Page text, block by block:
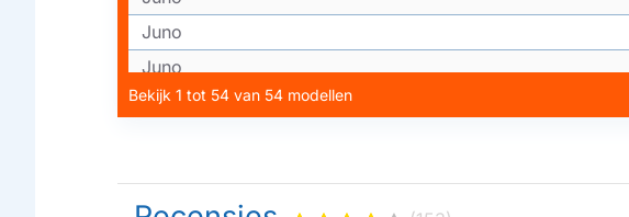
Juno
Juno
Juno
Juno
Bekijk 1 tot 54 van 54 modellen